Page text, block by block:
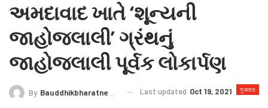
અમદાવાદ ખાતે ‘શૂન્યની
જાહોજલાલી’ ગ્રંથનું
જાહોજલાલી પૂર્વક લોકાર્પણ
गुजरात
By Bauddhikbharatnews@gmail.com Last updated Oct 19, 2021